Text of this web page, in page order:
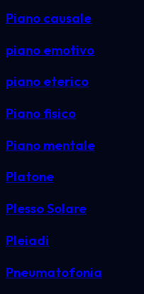
Piano causale
piano emotivo
piano eterico
Piano fisico
Piano mentale
Platone
Plesso Solare
Pleiadi
Pneumatofonia